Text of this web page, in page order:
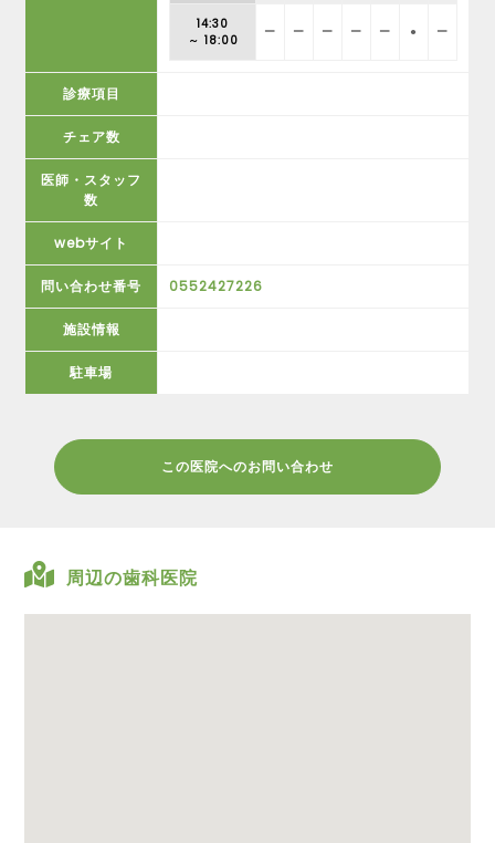
14:30
～ 18:00
ー ー ー ー ー ● ー
診療項目
チェア数
医師・スタッフ
数
webサイト
問い合わせ番号 0552427226
施設情報
駐車場
この医院へのお問い合わせ
周辺の歯科医院